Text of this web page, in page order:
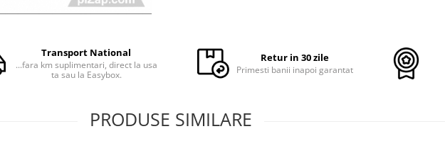
Transport National
...fara km suplimentari, direct la usa
ta sau la Easybox.
Retur in 30 zile
Primesti banii inapoi garantat
PRODUSE SIMILARE